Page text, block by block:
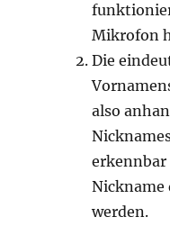
Mikrofon
Die
also
Nickname
werden.